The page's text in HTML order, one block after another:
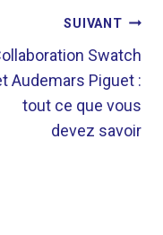
SUIVANT
Swatch
Audemars Piguet :
tout ce que vous
devez savoir